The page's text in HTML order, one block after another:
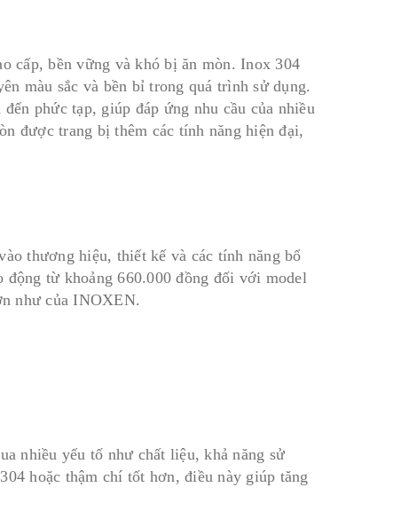
cấp, bền vững và khó bị ăn mòn. Inox 304
màu sắc và bền bỉ trong quá trình sử dụng.
phức tạp, giúp đáp ứng nhu cầu của nhiều
được trang bị thêm các tính năng hiện đại,
thương hiệu, thiết kế và các tính năng bổ
từ khoảng 660.000 đồng đối với model
như của INOXEN.
nhiều yếu tố như chất liệu, khả năng sử
hoặc thậm chí tốt hơn, điều này giúp tăng